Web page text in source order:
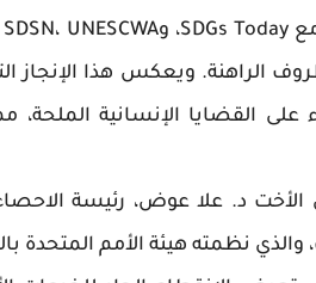
الراهنة. ويعكس هذا الإنجاز
القضايا الإنسانية الملحة،
د. علا عوض، رئيسة
والذي نظمته هيئة الأمم المتحدة